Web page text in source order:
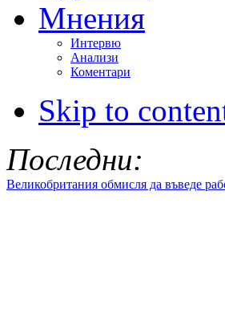
Мнения
Интервю
Анализи
Коментари
Skip to
Последни:
Великобритания обмисля да въведе